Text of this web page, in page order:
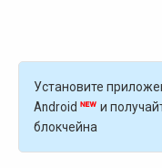
Установите
Android
и
блокчейна